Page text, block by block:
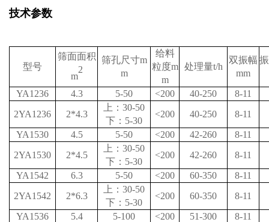
技术参数
型号
筛面面积
m
2
筛孔尺寸m
m
给料
粒度m
m
处理量t/h
双振幅
mm
YA1236 4.3 5-50 <200 40-250
8-11
2YA1236
2*4.3
上：30-50
下：5-30
<200 40-250
8-11
YA1530
4.5 5-50 <200 42-260
8-11
2YA1530
2*4.5
上：30-50
下：5-30
<200 42-260
8-11
YA1542
6.3 5-50 <200 60-350
8-11
2YA1542
2*6.3
上：30-50
下：5-30
<200 60-350
8-11
YA1536
5.4 5-100 <200 51-300
8-11